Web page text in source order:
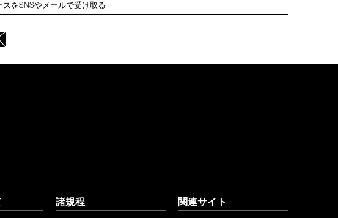
をSNSやメールで受け取る
諸規程 関連サイト